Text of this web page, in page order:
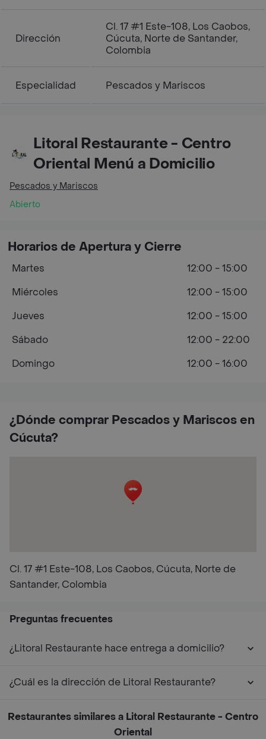
Dirección
Cl. 17 #1 Este-108, Los Caobos,
Cúcuta, Norte de Santander,
Colombia
Especialidad Pescados y Mariscos
Litoral Restaurante - Centro
Oriental Menú a Domicilio
Pescados y Mariscos
Abierto
¿Dónde comprar Pescados y Mariscos en
Cúcuta?
Cl. 17 #1 Este-108, Los Caobos, Cúcuta, Norte de
Santander, Colombia
Horarios de Apertura y Cierre
Martes
12:00 - 15:00
Miércoles
12:00 - 15:00
Jueves
12:00 - 15:00
Sábado
12:00 - 22:00
Domingo
12:00 - 16:00
Preguntas frecuentes
¿Litoral Restaurante hace entrega a domicilio?
¿Cuál es la dirección de Litoral Restaurante?
Restaurantes similares a Litoral Restaurante - Centro
Oriental